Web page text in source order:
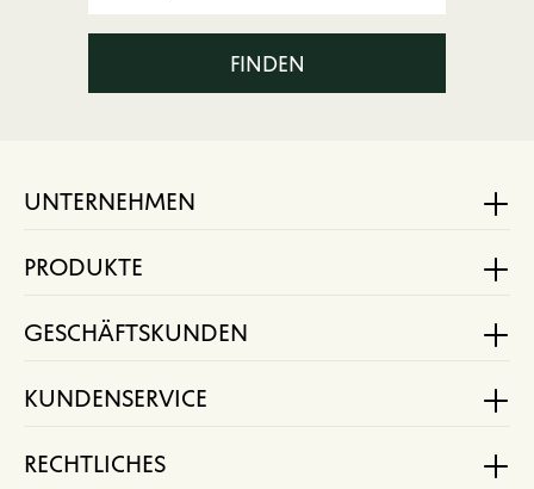
FINDEN
UNTERNEHMEN
PRODUKTE
GESCHÄFTSKUNDEN
KUNDENSERVICE
RECHTLICHES